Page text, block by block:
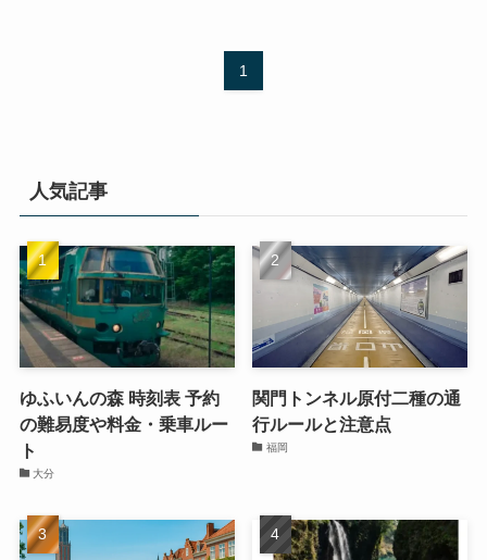
1
人気記事
ゆふいんの森 時刻表 予約
の難易度や料金・乗車ルー
ト
大分
関門トンネル原付二種の通
行ルールと注意点
福岡